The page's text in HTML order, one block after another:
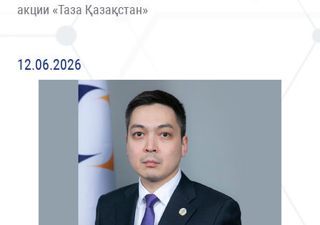
акции «Таза Қазақстан»
12.06.2026